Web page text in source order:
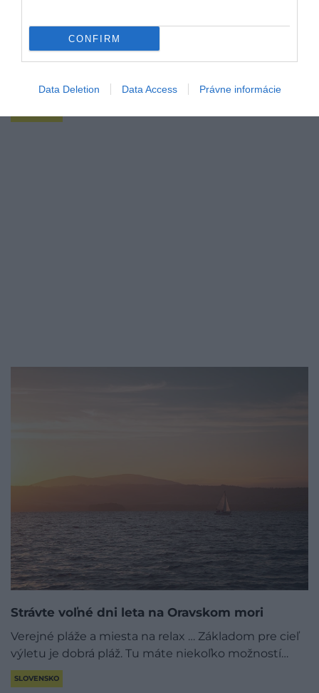
CONFIRM
Data Deletion Data Access Právne informácie
mapa na svete je na Orave
Na Slovensku sa môžeme pochváliť mnohými
ste o…
Strávte voľné dni leta na Oravskom mori
Verejné pláže a miesta na relax … Základom pre cieľ
výletu je dobrá pláž. Tu máte niekoľko možností…
SLOVENSKO